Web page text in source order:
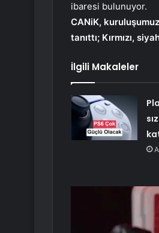
ibaresi bulunuyor.
CANiK,
tanıttı; Kırmızı,
İlgili Makaleler